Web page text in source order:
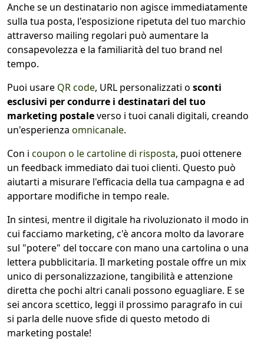
Anche se un destinatario non agisce immediatamente
sulla tua posta, l'esposizione ripetuta del tuo marchio
attraverso mailing regolari può aumentare la
consapevolezza e la familiarità del tuo brand nel
tempo.
Puoi usare QR code, URL personalizzati o sconti
esclusivi per condurre i destinatari del tuo
marketing postaleverso i tuoi canali digitali, creando
un'esperienza omnicanale.
Con i coupon o le cartoline di risposta, puoi ottenere
un feedback immediato dai tuoi clienti. Questo può
aiutarti a misurare l'efficacia della tua campagna e ad
apportare modifiche in tempo reale.
In sintesi, mentre il digitale ha rivoluzionato il modo in
cui facciamo marketing, c'è ancora molto da lavorare
sul "potere" del toccare con mano una cartolina o una
lettera pubblicitaria. Il marketing postale offre un mix
unico di personalizzazione, tangibilità e attenzione
diretta che pochi altri canali possono eguagliare. E se
sei ancora scettico, leggi il prossimo paragrafo in cui
si parla delle nuove sfide di questo metodo di
marketing postale!